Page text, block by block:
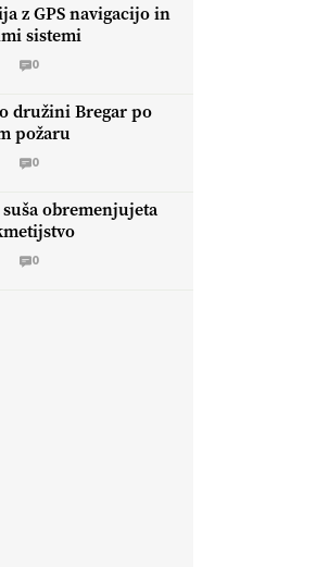
z GPS navigacijo in
sistemi
0
družini Bregar po
požaru
0
obremenjujeta
0